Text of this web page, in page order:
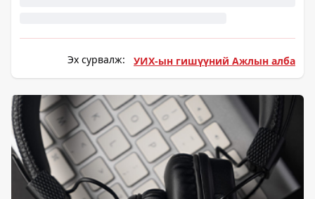
Эх сурвалж: УИХ-ын гишүүний Ажлын алба